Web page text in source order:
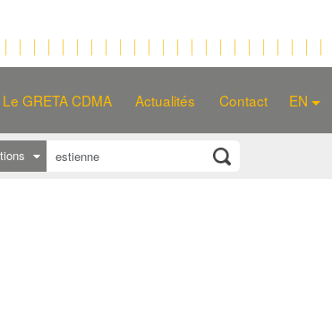
EN
Le GRETA CDMA Actualités Contact